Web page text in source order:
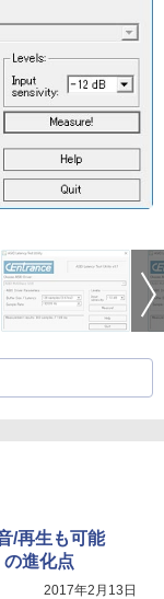
/再生も可能
進化点
2017年2月13日